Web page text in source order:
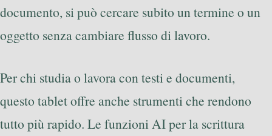
documento, si può cercare subito un termine o un
oggetto senza cambiare flusso di lavoro.
Per chi studia o lavora con testi e documenti,
questo tablet offre anche strumenti che rendono
tutto più rapido. Le funzioni AI per la scrittura